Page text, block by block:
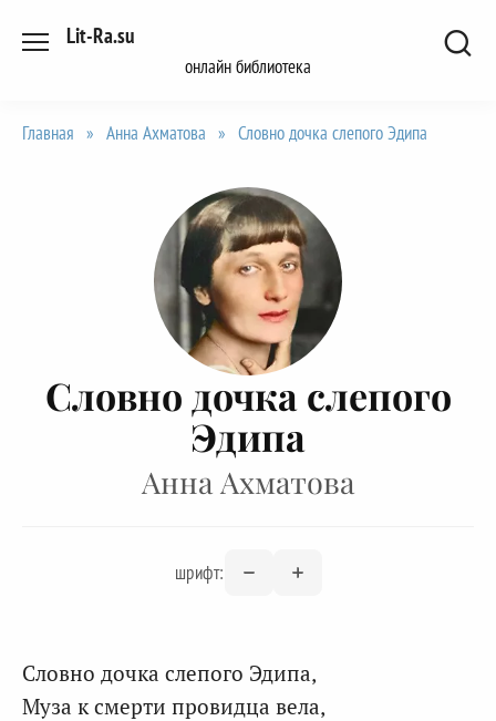
Lit-Ra.su
онлайн библиотека
Главная » Анна Ахматова » Словно дочка слепого Эдипа
Словно дочка слепого
Эдипа
Анна Ахматова
шрифт:
Словно дочка слепого Эдипа,
Муза к смерти провидца вела,